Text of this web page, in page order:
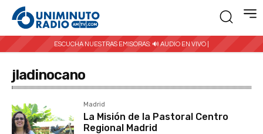
ESCUCHA NUESTRAS EMISORAS: 🔊 AUDIO EN VIVO |
jladinocano
Madrid
La Misión de la Pastoral Centro
Regional Madrid